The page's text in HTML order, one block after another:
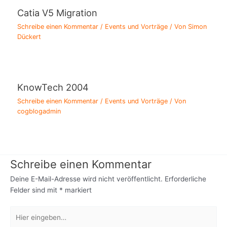
Catia V5 Migration
Schreibe einen Kommentar / Events und Vorträge / Von Simon
Dückert
KnowTech 2004
Schreibe einen Kommentar / Events und Vorträge / Von
cogblogadmin
Schreibe einen Kommentar
Deine E-Mail-Adresse wird nicht veröffentlicht. Erforderliche
Felder sind mit * markiert
eingeben…